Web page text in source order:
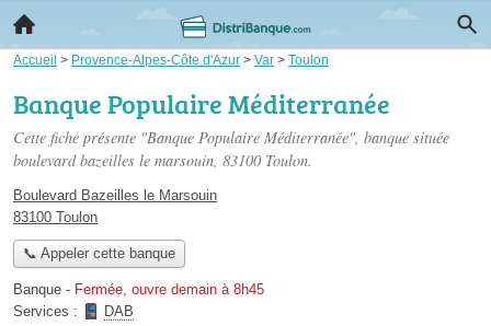
Accueil > Provence-Alpes-Côte d'Azur > Var > Toulon
Banque Populaire Méditerranée
Cette fiche présente "Banque Populaire Méditerranée", banque située
boulevard bazeilles le marsouin, 83100 Toulon.
Boulevard Bazeilles le Marsouin
83100 Toulon
📞 Appeler cette banque
Banque - Fermée, ouvre demain à 8h45
Services :
DAB